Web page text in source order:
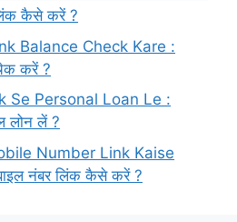
कैसे करें ?
Balance Check Kare :
करें ?
Se Personal Loan Le :
लोन लें ?
Number Link Kaise
नंबर लिंक कैसे करें ?